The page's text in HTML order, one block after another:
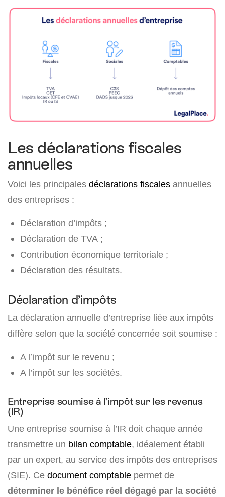
Les déclarations fiscales
annuelles
Voici les principales déclarations fiscales annuelles
des entreprises :
Déclaration d’impôts ;
Déclaration de TVA ;
Contribution économique territoriale ;
Déclaration des résultats.
Déclaration d’impôts
La déclaration annuelle d’entreprise liée aux impôts
diffère selon que la société concernée soit soumise :
A l’impôt sur le revenu ;
A l’impôt sur les sociétés.
Entreprise soumise à l’impôt sur les revenus
(IR)
Une entreprise soumise à l’IR doit chaque année
transmettre un bilan comptable, idéalement établi
par un expert, au service des impôts des entreprises
(SIE). Ce document comptable permet de
déterminer le bénéfice réel dégagé par la société